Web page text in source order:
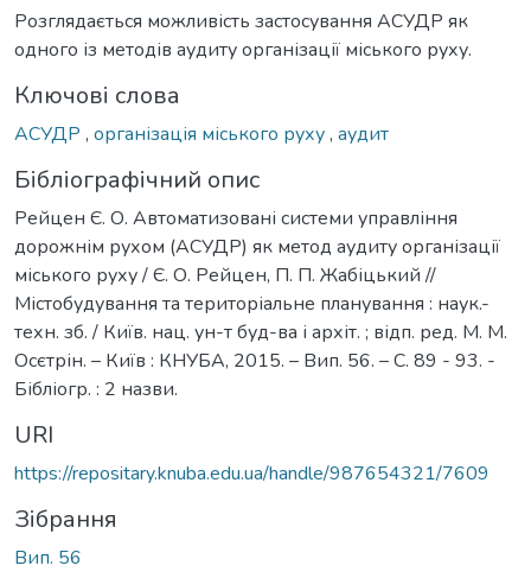
Розглядається можливість застосування АСУДР як
одного із методів аудиту організації міського руху.
Ключові слова
АСУДР , організація міського руху, аудит
Бібліографічний опис
Рейцен Є. О. Автоматизовані системи управління
дорожнім рухом (АСУДР) як метод аудиту організації
міського руху / Є. О. Рейцен, П. П. Жабіцький //
Містобудування та територіальне планування : наук.-
техн. зб. / Київ. нац. ун-т буд-ва і архіт. ; відп. ред. М. М.
Осєтрін. – Київ : КНУБА, 2015. – Вип. 56. – С. 89 - 93. -
Бібліогр. : 2 назви.
URI
https://repositary.knuba.edu.ua/handle/987654321/7609
Зібрання
Вип. 56